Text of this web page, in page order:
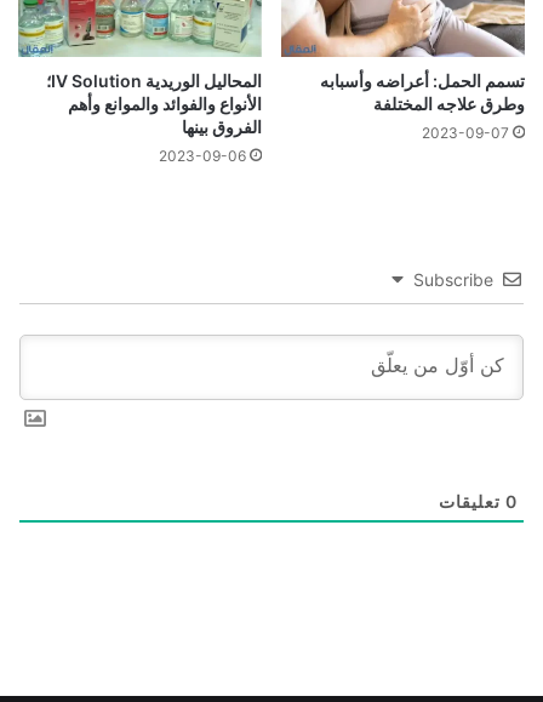
تسمم الحمل: أعراضه وأسبابه
وطرق علاجه المختلفة
2023-09-07
المحاليل الوريدية IV Solution؛
الأنواع والفوائد والموانع وأهم
الفروق بينها
2023-09-06
Subscribe
0 تعليقات